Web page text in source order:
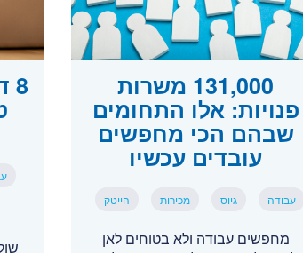
131,000 משרות
פנויות: אלו התחומים
שבהם הכי מחפשים
עובדים עכשיו
עבודה גיוס מכירות הייטק
מחפשים עבודה ולא בטוחים לאן